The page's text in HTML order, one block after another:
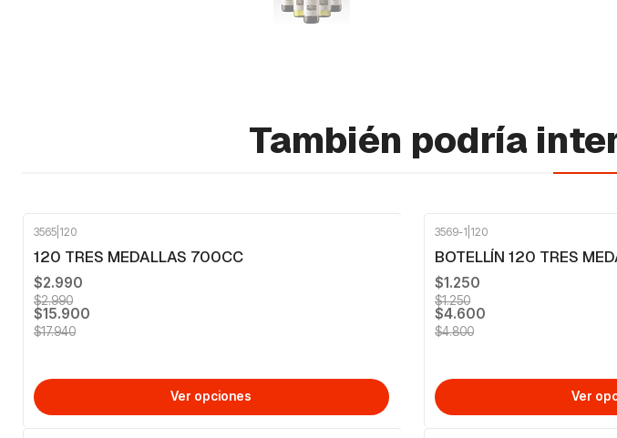
También podría
3565 120
120 TRES MEDALLAS 700CC
$2.990
$2.990
$15.900
$17.940
Ver opciones
OFF
3569-1 120
BOTELLÍN 120 TRES
$1.250
$1.250
$4.600
$4.800
Ver